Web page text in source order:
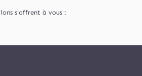
s'offrent à vous :